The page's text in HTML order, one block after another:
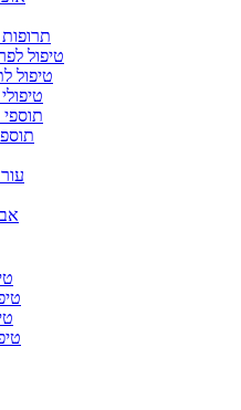
טיפול
טיפול